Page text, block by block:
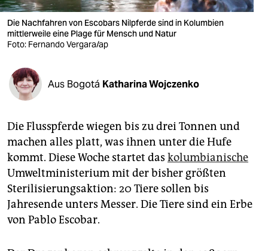
verlag
veranstaltungen
fragen & hilfe
abo
genossenschaft
epaper login
Die Nachfahren von Escobars Nilpferde sind in Kolumbien
mittlerweile eine Plage für Mensch und Natur
Foto: Fernando Vergara/ap
Aus Bogotá Katharina Wojczenko
Die Flusspferde wiegen bis zu drei Tonnen und
machen alles platt, was ihnen unter die Hufe
kommt. Diese Woche startet das kolumbianische
Umweltministerium mit der bisher größten
Sterilisierungsaktion: 20 Tiere sollen bis
Jahresende unters Messer. Die Tiere sind ein Erbe
von Pablo Escobar.